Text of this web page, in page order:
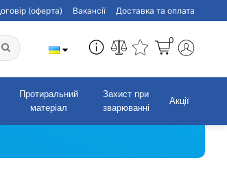
(оферта) Вакансії Доставка та оплата
0
Протиральний
матеріал
Захист при
зварюванні
Акції